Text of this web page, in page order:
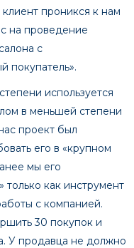
проникся к нам
на проведение
с
покупатель».
используется
в меньшей степени
проект был
его в «крупном
мы его
только как инструмент
с компанией.
30 покупок и
У продавца не должно